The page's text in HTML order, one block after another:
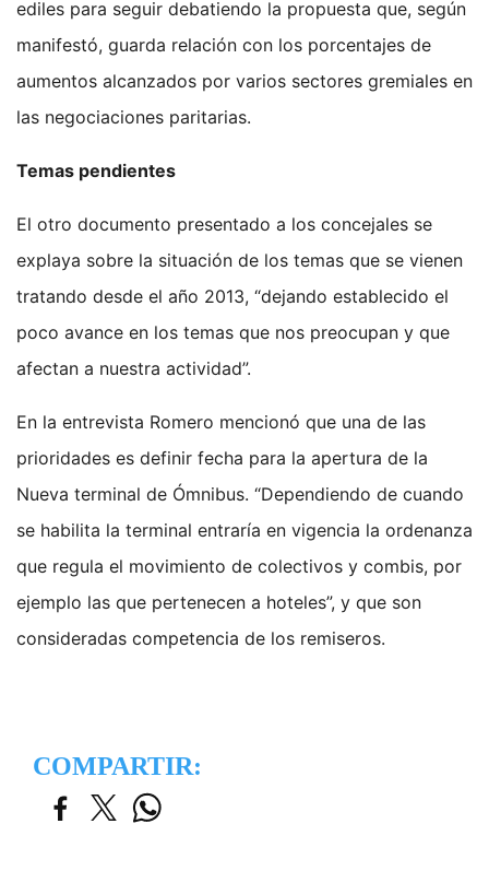
ediles para seguir debatiendo la propuesta que, según
manifestó, guarda relación con los porcentajes de
aumentos alcanzados por varios sectores gremiales en
las negociaciones paritarias.
Temas pendientes
El otro documento presentado a los concejales se
explaya sobre la situación de los temas que se vienen
tratando desde el año 2013, “dejando establecido el
poco avance en los temas que nos preocupan y que
afectan a nuestra actividad”.
En la entrevista Romero mencionó que una de las
prioridades es definir fecha para la apertura de la
Nueva terminal de Ómnibus. “Dependiendo de cuando
se habilita la terminal entraría en vigencia la ordenanza
que regula el movimiento de colectivos y combis, por
ejemplo las que pertenecen a hoteles”, y que son
consideradas competencia de los remiseros.
COMPARTIR: